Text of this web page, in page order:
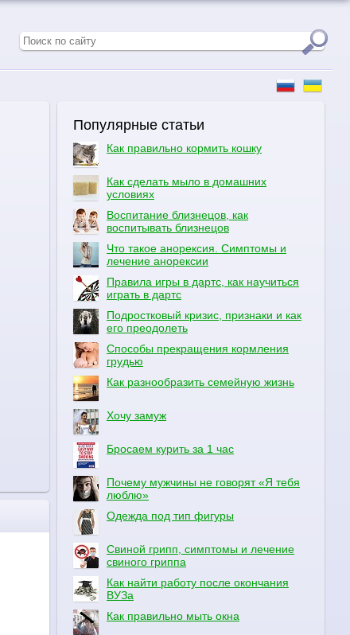
Популярные статьи
Как правильно кормить кошку
Как сделать мыло в домашних
условиях
Воспитание близнецов, как
воспитывать близнецов
Что такое анорексия. Симптомы и
лечение анорексии
Правила игры в дартс, как научиться
играть в дартс
Подростковый кризис, признаки и как
его преодолеть
Способы прекращения кормления
грудью
Как разнообразить семейную жизнь
Хочу замуж
Бросаем курить за 1 час
Почему мужчины не говорят «Я тебя
люблю»
Одежда под тип фигуры
Свиной грипп, симптомы и лечение
свиного гриппа
Как найти работу после окончания
ВУЗа
Как правильно мыть окна